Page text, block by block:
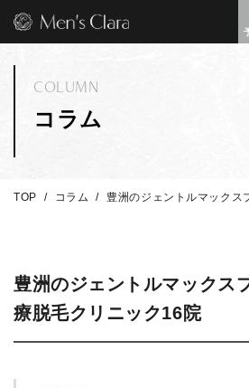
コラム
COLUMN
TOP コラム 豊洲のジェントルマックス
豊洲のジェントルマックス
療脱毛クリニック16院